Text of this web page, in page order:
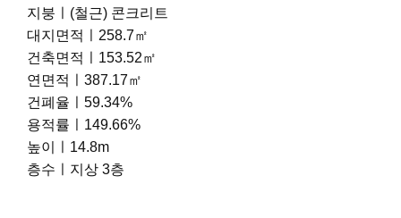
지붕ㅣ(철근) 콘크리트
대지면적ㅣ258.7㎡
건축면적ㅣ153.52㎡
연면적ㅣ387.17㎡
건폐율ㅣ59.34%
용적률ㅣ149.66%
높이ㅣ14.8m
층수ㅣ지상 3층